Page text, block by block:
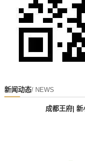
新闻动态/ NEWS
成都王府|